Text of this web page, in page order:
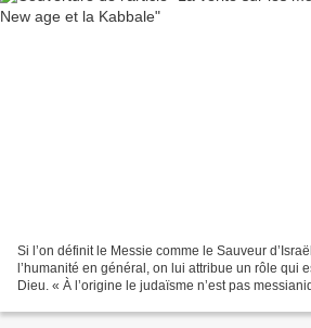
Si l’on définit le Messie comme le Sauveur
l’humanité en général, on lui attribue un rôle qui
Dieu. « À l’origine le judaïsme n’est pas